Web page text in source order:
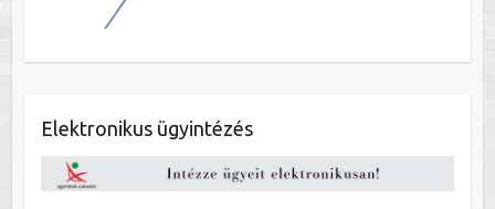
Elektronikus ügyintézés